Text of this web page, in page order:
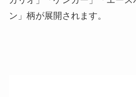
ン」柄が展開されます。